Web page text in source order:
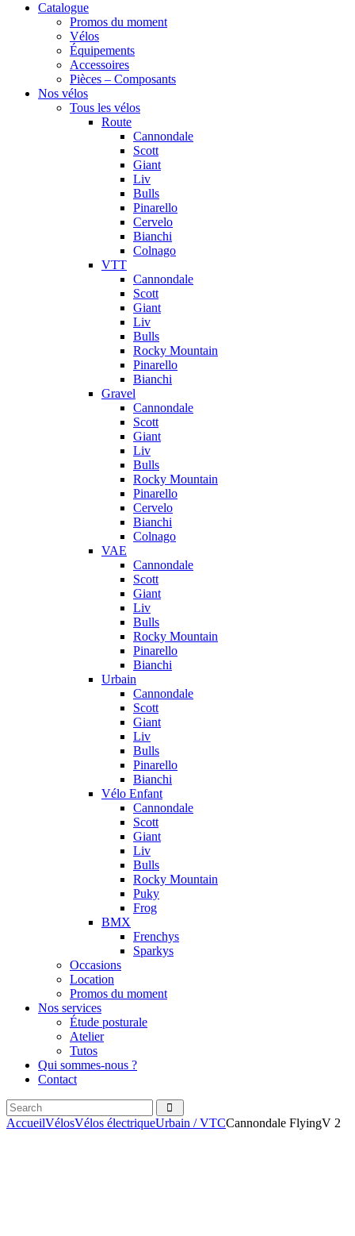
Catalogue
Promos du moment
Vélos
Équipements
Accessoires
Pièces – Composants
Nos vélos
Tous les vélos
Route
Cannondale
Scott
Giant
Liv
Bulls
Pinarello
Cervelo
Bianchi
Colnago
VTT
Cannondale
Scott
Giant
Liv
Bulls
Rocky Mountain
Pinarello
Bianchi
Gravel
Cannondale
Scott
Giant
Liv
Bulls
Rocky Mountain
Pinarello
Cervelo
Bianchi
Colnago
VAE
Cannondale
Scott
Giant
Liv
Bulls
Rocky Mountain
Pinarello
Bianchi
Urbain
Cannondale
Scott
Giant
Liv
Bulls
Pinarello
Bianchi
Vélo Enfant
Cannondale
Scott
Giant
Liv
Bulls
Rocky Mountain
Puky
Frog
BMX
Frenchys
Sparkys
Occasions
Location
Promos du moment
Nos services
Étude posturale
Atelier
Tutos
Qui sommes-nous ?
Contact
Search
facebook
instagramm
AccueilVélosVélos électriqueUrbain / VTCCannondale FlyingV 2